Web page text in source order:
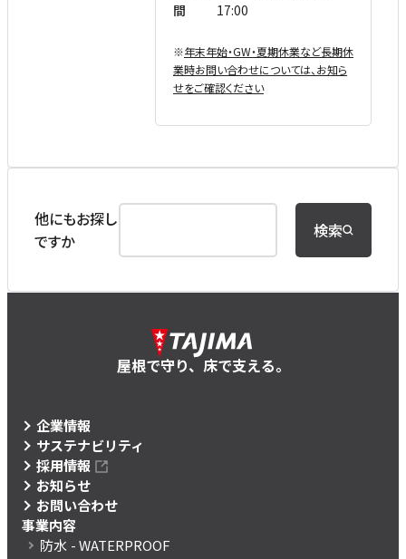
間
17:00
※年末年始・GW・夏期休業など⻑期休
業時お問い合わせについては、お知ら
せをご確認ください
他にもお探し
ですか
検索
屋根で守り、床で支える。
企業情報
サステナビリティ
採用情報
お知らせ
お問い合わせ
事業内容
防水 - WATERPROOF